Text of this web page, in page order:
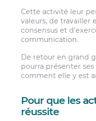
Cette activité leur
valeurs, de travailler
consensus et
communication.
De retour en grand
pourra présenter
comment elle y est
Pour que les
réussite